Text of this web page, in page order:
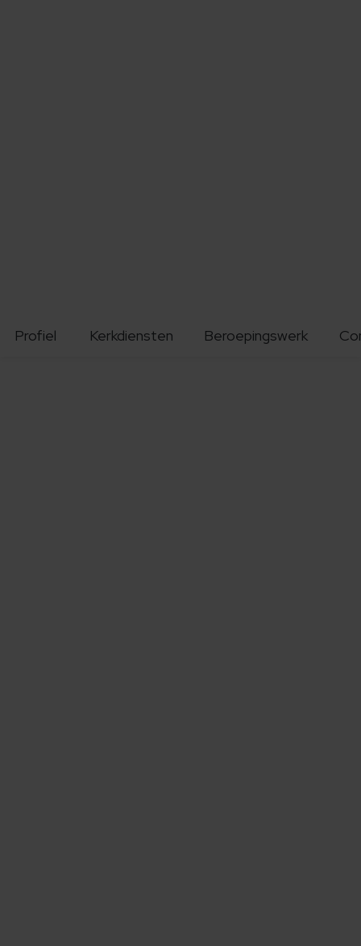
Profiel Kerkdiensten Beroepingswerk